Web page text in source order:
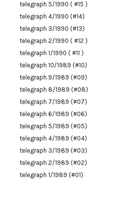
telegraph 5/1990 ( #15 )
telegraph 4/1990 (#14)
telegraph 3/1990 (#13)
telegraph 2/1990 ( #12 )
telegraph 1/1990 ( #11 )
telegraph 10/1989 (#10)
telegraph 9/1989 (#09)
telegraph 8/1989 (#08)
telegraph 7/1989 (#07)
telegraph 6/1989 (#06)
telegraph 5/1989 (#05)
telegraph 4/1989 (#04)
telegraph 3/1989 (#03)
telegraph 2/1989 (#02)
telegraph 1/1989 (#01)